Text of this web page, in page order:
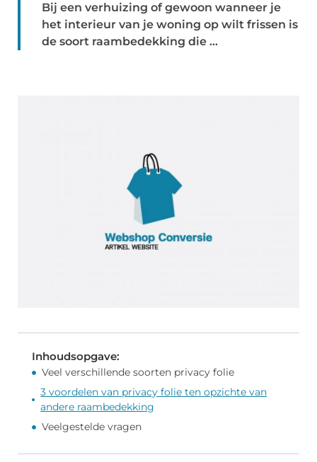
Bij een verhuizing of gewoon wanneer je
het interieur van je woning op wilt frissen is
de soort raambedekking die ...
Inhoudsopgave:
Veel verschillende soorten privacy folie
3 voordelen van privacy folie ten opzichte van
andere raambedekking
Veelgestelde vragen